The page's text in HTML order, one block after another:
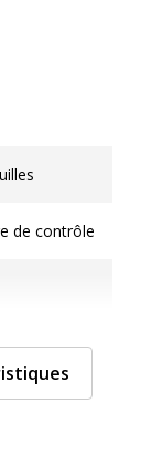
de contrôle
ABS